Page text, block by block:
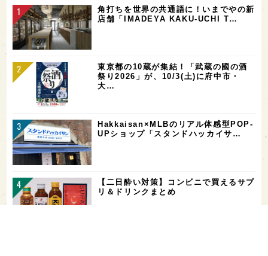
角打ちを世界の共通語に！いまでやの新
店舗「IMADEYA KAKU-UCHI T…
東京都の10蔵が集結！「武蔵の國の酒
祭り2026」が、10/3(土)に府中市・
大…
Hakkaisan×MLBのリアル体感型POP-
UPショップ「スタンドハッカイサ…
【二日酔い対策】コンビニで買えるサプ
リ＆ドリンクまとめ